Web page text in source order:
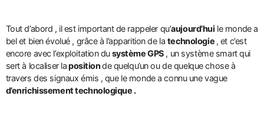
Tout d’abord , il est important de rappeler qu’aujourd’hui le monde a
bel et bien évolué , grâce à l’apparition de la technologie , et c’est
encore avec l’exploitation dusystème GPS, un système smart qui
sert à localiser lapositionde quelqu’un ou de quelque chose à
travers des signaux émis , que le monde a connu une vague
d’enrichissement technologique .